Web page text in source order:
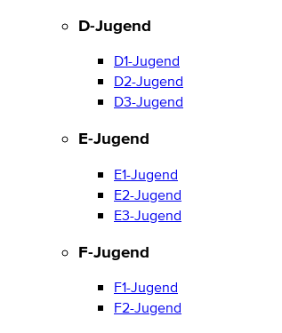
D-Jugend
D1-Jugend
D2-Jugend
D3-Jugend
E-Jugend
E1-Jugend
E2-Jugend
E3-Jugend
F-Jugend
F1-Jugend
F2-Jugend